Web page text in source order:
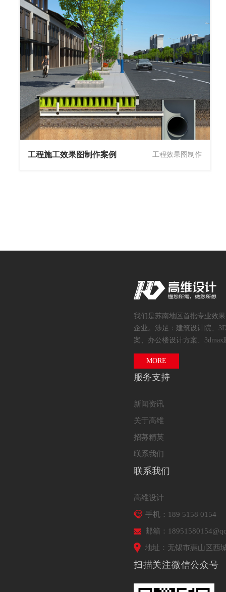
工程施工效果图制作案例 工程效果图制作
我们是苏南地区首批专业效
企业。涉足：建筑设计院、
案、办公楼设计方案、
MORE
服务支持
新闻资讯
关于高维
招募精英
联系我们
联系我们
高维设计
手机：189 5158 0154
邮箱：
地址：无锡市惠山区西
扫描关注微信公众号